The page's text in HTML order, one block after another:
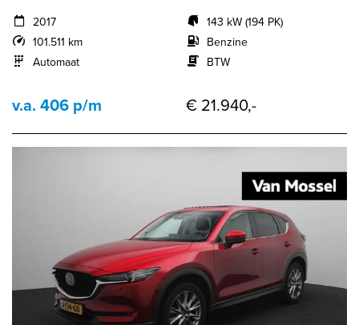
2017
101.511 km
Automaat
143 kW (194 PK)
Benzine
BTW
v.a. 406 p/m € 21.940,-